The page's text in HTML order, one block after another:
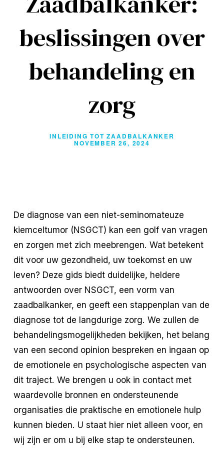
beslissingen over
behandeling en
zorg
INLEIDING TOT ZAADBALKANKER
NOVEMBER 26, 2024
De diagnose van een niet-seminomateuze
kiemceltumor (NSGCT) kan een golf van vragen
en zorgen met zich meebrengen. Wat betekent
dit voor uw gezondheid, uw toekomst en uw
leven? Deze gids biedt duidelijke, heldere
antwoorden over NSGCT, een vorm van
zaadbalkanker, en geeft een stappenplan van de
diagnose tot de langdurige zorg. We zullen de
behandelingsmogelijkheden bekijken, het belang
van een second opinion bespreken en ingaan op
de emotionele en psychologische aspecten van
dit traject. We brengen u ook in contact met
waardevolle bronnen en ondersteunende
organisaties die praktische en emotionele hulp
kunnen bieden. U staat hier niet alleen voor, en
wij zijn er om u bij elke stap te ondersteunen.